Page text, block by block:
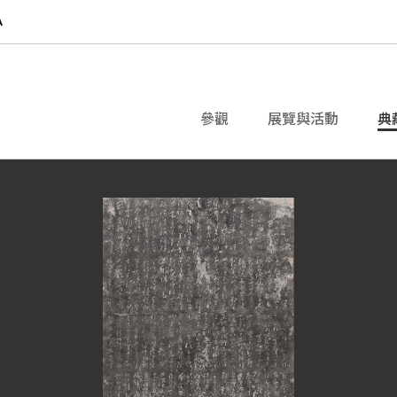
參觀 展覽與活動 典